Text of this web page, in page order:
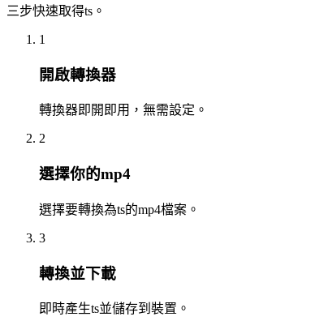
三步快速取得ts。
1
開啟轉換器
轉換器即開即用，無需設定。
2
選擇你的mp4
選擇要轉換為ts的mp4檔案。
3
轉換並下載
即時產生ts並儲存到裝置。